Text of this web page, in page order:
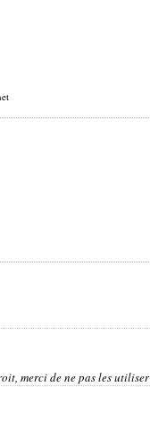
merci de ne pas les